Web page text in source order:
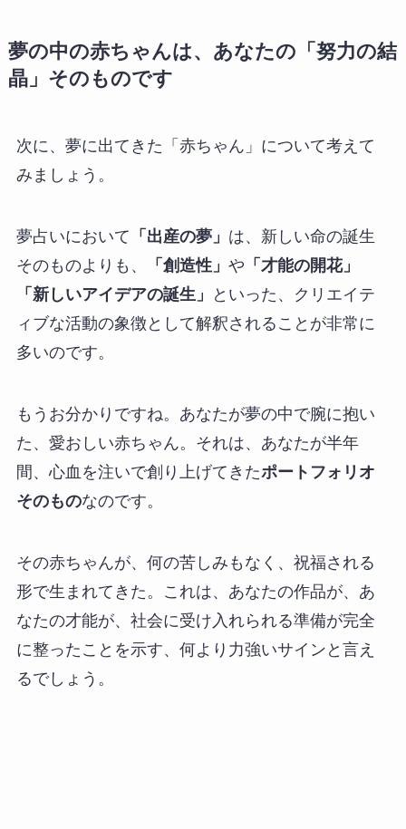
夢の中の赤ちゃんは、あなたの「努力の結
晶」そのものです
次に、夢に出てきた「赤ちゃん」について考えて
みましょう。
夢占いにおいて 「出産の夢」 は、新しい命の誕生
そのものよりも、
「創造性」 や 「才能の開花」
「新しいアイデアの誕生」
といった、クリエイテ
ィブな活動の象徴として解釈されることが非常に
多いのです。
もうお分かりですね。あなたが夢の中で腕に抱い
た、愛おしい赤ちゃん。それは、あなたが半年
間、心血を注いで創り上げてきたポートフォリオ
そのものなのです。
その赤ちゃんが、何の苦しみもなく、祝福される
形で生まれてきた。これは、あなたの作品が、あ
なたの才能が、社会に受け入れられる準備が完全
に整ったことを示す、何より力強いサインと言え
るでしょう。